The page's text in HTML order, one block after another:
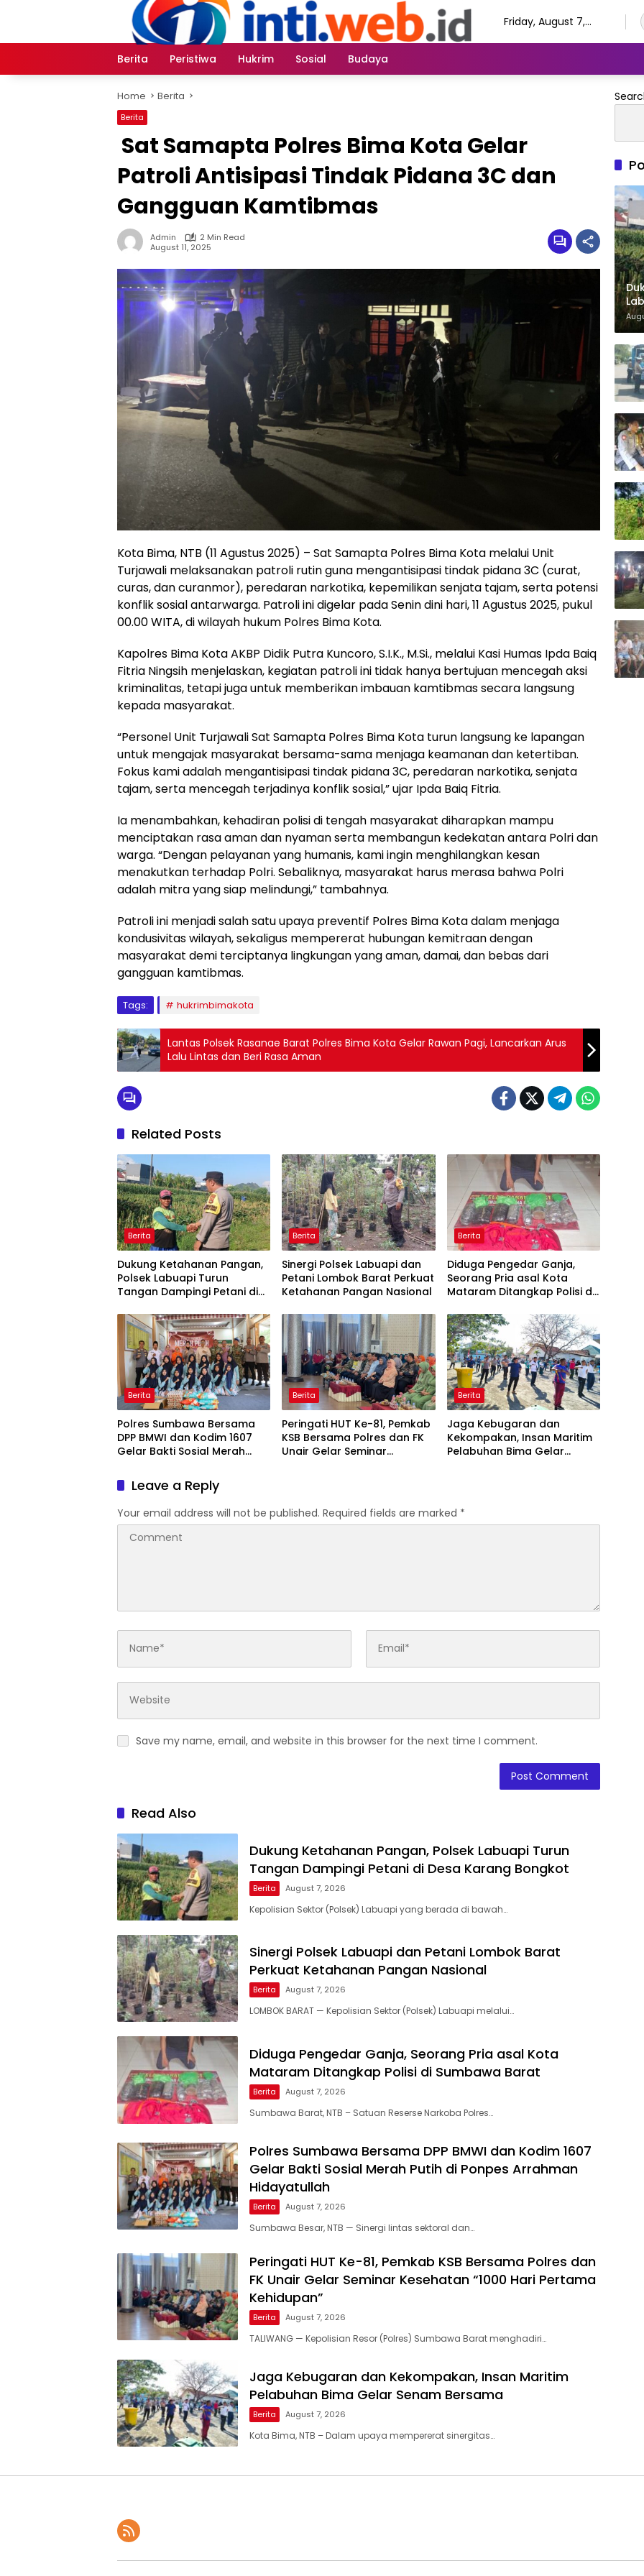
Friday, August 7,
Berita
Peristiwa Hukrim Sosial Budaya
Home Berita
Berita
‎ Sat Samapta Polres Bima Kota Gelar
Patroli Antisipasi Tindak Pidana 3C dan
Gangguan Kamtibmas
Admin
2 Min Read
August 11, 2025
Kota Bima, NTB (11 Agustus 2025) – Sat Samapta Polres Bima Kota melalui Unit
Turjawali melaksanakan patroli rutin guna mengantisipasi tindak pidana 3C (curat,
curas, dan curanmor), peredaran narkotika, kepemilikan senjata tajam, serta potensi
konflik sosial antarwarga. Patroli ini digelar pada Senin dini hari, 11 Agustus 2025, pukul
00.00 WITA, di wilayah hukum Polres Bima Kota.
Kapolres Bima Kota AKBP Didik Putra Kuncoro, S.I.K., M.Si., melalui Kasi Humas Ipda Baiq
Fitria Ningsih menjelaskan, kegiatan patroli ini tidak hanya bertujuan mencegah aksi
kriminalitas, tetapi juga untuk memberikan imbauan kamtibmas secara langsung
kepada masyarakat.
“Personel Unit Turjawali Sat Samapta Polres Bima Kota turun langsung ke lapangan
untuk mengajak masyarakat bersama-sama menjaga keamanan dan ketertiban.
Fokus kami adalah mengantisipasi tindak pidana 3C, peredaran narkotika, senjata
tajam, serta mencegah terjadinya konflik sosial,” ujar Ipda Baiq Fitria.
Ia menambahkan, kehadiran polisi di tengah masyarakat diharapkan mampu
menciptakan rasa aman dan nyaman serta membangun kedekatan antara Polri dan
warga. “Dengan pelayanan yang humanis, kami ingin menghilangkan kesan
menakutkan terhadap Polri. Sebaliknya, masyarakat harus merasa bahwa Polri
adalah mitra yang siap melindungi,” tambahnya.
Patroli ini menjadi salah satu upaya preventif Polres Bima Kota dalam menjaga
kondusivitas wilayah, sekaligus mempererat hubungan kemitraan dengan
masyarakat demi terciptanya lingkungan yang aman, damai, dan bebas dari
gangguan kamtibmas.
Tags: hukrimbimakota
Lantas Polsek Rasanae Barat Polres Bima Kota Gelar Rawan Pagi, Lancarkan Arus
Lalu Lintas dan Beri Rasa Aman
Related Posts
Berita
Dukung Ketahanan Pangan,
Polsek Labuapi Turun
Tangan Dampingi Petani di
Berita
Sinergi Polsek Labuapi dan
Petani Lombok Barat Perkuat
Ketahanan Pangan Nasional
Berita
Diduga Pengedar Ganja,
Seorang Pria asal Kota
Mataram Ditangkap Polisi di
Berita
Polres Sumbawa Bersama
DPP BMWI dan Kodim 1607
Gelar Bakti Sosial Merah
Hidayatullah
Berita
Peringati HUT Ke-81, Pemkab
KSB Bersama Polres dan FK
Unair Gelar Seminar
Berita
Jaga Kebugaran dan
Kekompakan, Insan Maritim
Pelabuhan Bima Gelar
Leave a Reply
Your email address will not be published. Required fields are marked *
Save my name, email, and website in this browser for the next time I comment.
Read Also
Dukung Ketahanan Pangan, Polsek Labuapi Turun
Tangan Dampingi Petani di Desa Karang Bongkot
Berita August 7, 2026
Kepolisian Sektor (Polsek) Labuapi yang berada di bawah…
Sinergi Polsek Labuapi dan Petani Lombok Barat
Perkuat Ketahanan Pangan Nasional
Berita August 7, 2026
LOMBOK BARAT — Kepolisian Sektor (Polsek) Labuapi melalui…
Diduga Pengedar Ganja, Seorang Pria asal Kota
Mataram Ditangkap Polisi di Sumbawa Barat
Berita August 7, 2026
Sumbawa Barat, NTB – Satuan Reserse Narkoba Polres…
Polres Sumbawa Bersama DPP BMWI dan Kodim 1607
Gelar Bakti Sosial Merah Putih di Ponpes Arrahman
Hidayatullah
Berita August 7, 2026
Sumbawa Besar, NTB — Sinergi lintas sektoral dan…
Peringati HUT Ke-81, Pemkab KSB Bersama Polres dan
FK Unair Gelar Seminar Kesehatan “1000 Hari Pertama
Kehidupan”
Berita August 7, 2026
TALIWANG — Kepolisian Resor (Polres) Sumbawa Barat menghadiri…
Jaga Kebugaran dan Kekompakan, Insan Maritim
Pelabuhan Bima Gelar Senam Bersama
Berita August 7, 2026
Kota Bima, NTB – Dalam upaya mempererat sinergitas…
di